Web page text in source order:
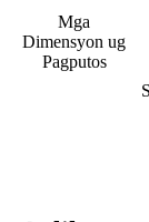
Mga
Dimensyon ug
Pagputos